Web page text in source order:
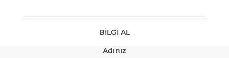
BILGI AL
Adınız